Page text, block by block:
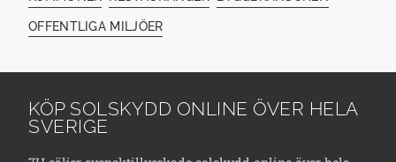
OFFENTLIGA MILJÖER
KÖP SOLSKYDD ONLINE ÖVER HELA
SVERIGE